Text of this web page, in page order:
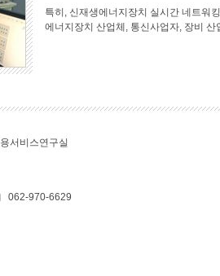
특히, 신재생에너지장치 실시간 네트워
에너지장치 산업체, 통신사업자, 장비
서비스연구실
062-970-6629